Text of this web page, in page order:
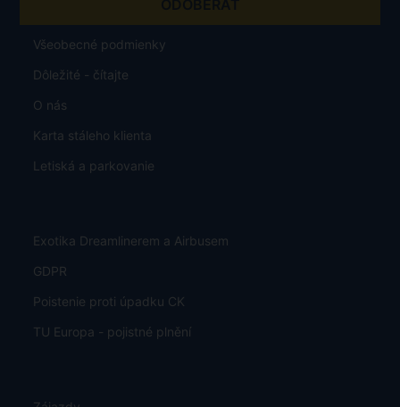
Všeobecné podmienky
Dôležité - čítajte
O nás
Karta stáleho klienta
Letiská a parkovanie
Exotika Dreamlinerem a Airbusem
GDPR
Poistenie proti úpadku CK
TU Europa - pojistné plnění